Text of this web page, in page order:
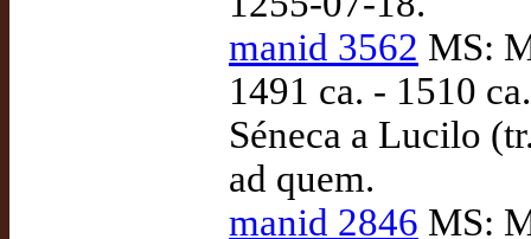
manid 3562 MS:
1491 ca. - 1510
Séneca a Lucilo
ad quem.
manid 2846 MS: